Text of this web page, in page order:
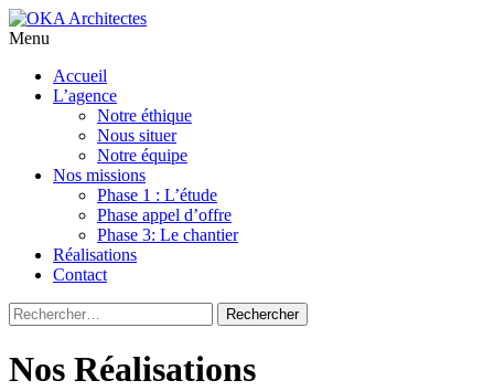
Menu
contenu
Accueil
L’agence
Notre éthique
Nous situer
Notre équipe
Nos missions
Phase 1 : L’étude
Phase appel d’offre
Phase 3: Le chantier
Réalisations
Contact
Rechercher :
Nos Réalisations